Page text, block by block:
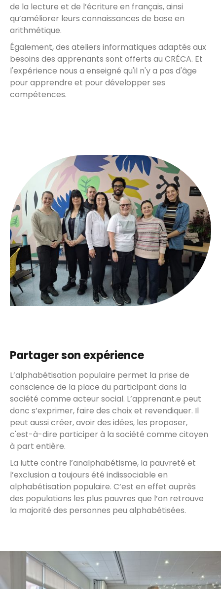
de la lecture et de l’écriture en français, ainsi
qu’améliorer leurs connaissances de base en
arithmétique.
Également, des ateliers informatiques adaptés aux
besoins des apprenants sont offerts au CRÉCA. Et
l'expérience nous a enseigné qu'il n'y a pas d'âge
pour apprendre et pour développer ses
compétences.
Partager son expérience
L’alphabétisation populaire permet la prise de
conscience de la place du participant dans la
société comme acteur social. L’apprenant.e peut
donc s’exprimer, faire des choix et revendiquer. Il
peut aussi créer, avoir des idées, les proposer,
c'est-à-dire participer à la société comme citoyen
à part entière.
La lutte contre l’analphabétisme, la pauvreté et
l’exclusion a toujours été indissociable en
alphabétisation populaire. C’est en effet auprès
des populations les plus pauvres que l’on retrouve
la majorité des personnes peu alphabétisées.